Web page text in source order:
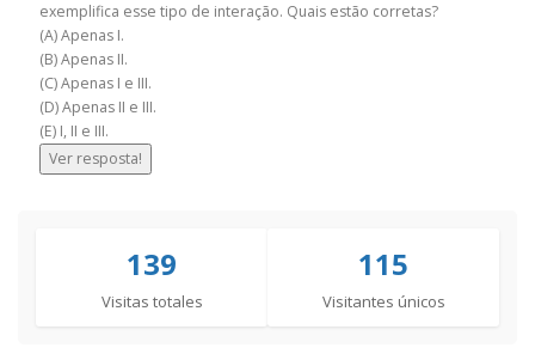
exemplifica esse tipo de interação. Quais estão corretas?
(A) Apenas I.
(B) Apenas II.
(C) Apenas I e III.
(D) Apenas II e III.
(E) I, II e III.
Ver resposta!
139
Visitas totales
115
Visitantes únicos